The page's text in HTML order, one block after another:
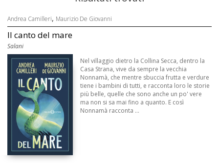
Andrea Camilleri, Maurizio De Giovanni
Il canto del mare
Salani
Nel villaggio dietro la Collina Secca, dentro la
Casa Strana, vive da sempre la vecchia
Nonnamà, che mentre sbuccia frutta e verdure
tiene i bambini di tutti, e racconta loro le storie
più belle, quelle che sono anche un po' vere
ma non si sa mai fino a quanto. E così
Nonnamà racconta ...